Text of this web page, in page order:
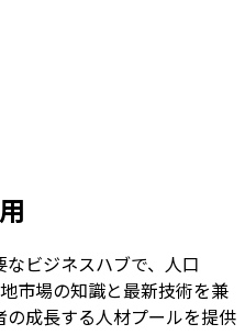
ビジネスハブで、人口
市場の知識と最新技術を兼
成長する人材プールを提供